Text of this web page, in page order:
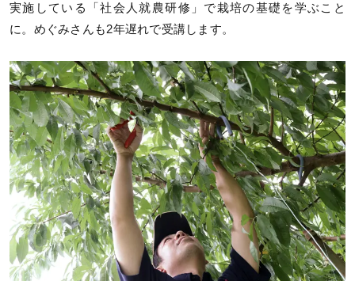
実施している「社会人就農研修」で栽培の基礎を学ぶこと
に。めぐみさんも2年遅れで受講します。